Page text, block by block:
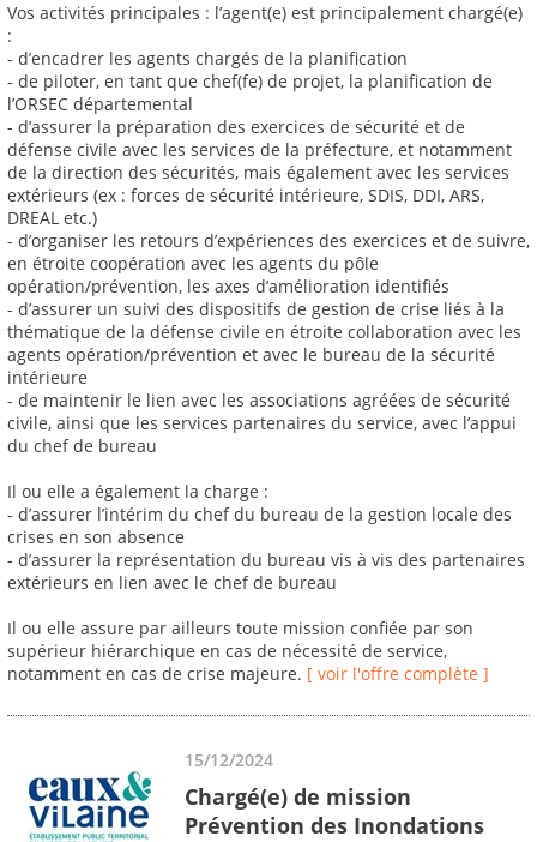
Vos activités principales : l’agent(e) est principalement chargé(e)
:
- d’encadrer les agents chargés de la planification
- de piloter, en tant que chef(fe) de projet, la planification de
l’ORSEC départemental
- d’assurer la préparation des exercices de sécurité et de
défense civile avec les services de la préfecture, et notamment
de la direction des sécurités, mais également avec les services
extérieurs (ex : forces de sécurité intérieure, SDIS, DDI, ARS,
DREAL etc.)
- d’organiser les retours d’expériences des exercices et de suivre,
en étroite coopération avec les agents du pôle
opération/prévention, les axes d’amélioration identifiés
- d’assurer un suivi des dispositifs de gestion de crise liés à la
thématique de la défense civile en étroite collaboration avec les
agents opération/prévention et avec le bureau de la sécurité
intérieure
- de maintenir le lien avec les associations agréées de sécurité
civile, ainsi que les services partenaires du service, avec l’appui
du chef de bureau
Il ou elle a également la charge :
- d’assurer l’intérim du chef du bureau de la gestion locale des
crises en son absence
- d’assurer la représentation du bureau vis à vis des partenaires
extérieurs en lien avec le chef de bureau
Il ou elle assure par ailleurs toute mission confiée par son
supérieur hiérarchique en cas de nécessité de service,
notamment en cas de crise majeure. [ voir l'offre complète ]
15/12/2024
Chargé(e) de mission
Prévention des Inondations